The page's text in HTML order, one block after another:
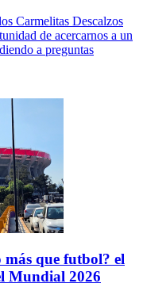
Carmelitas Descalzos
de acercarnos a un
a preguntas
más que futbol? el
Mundial 2026